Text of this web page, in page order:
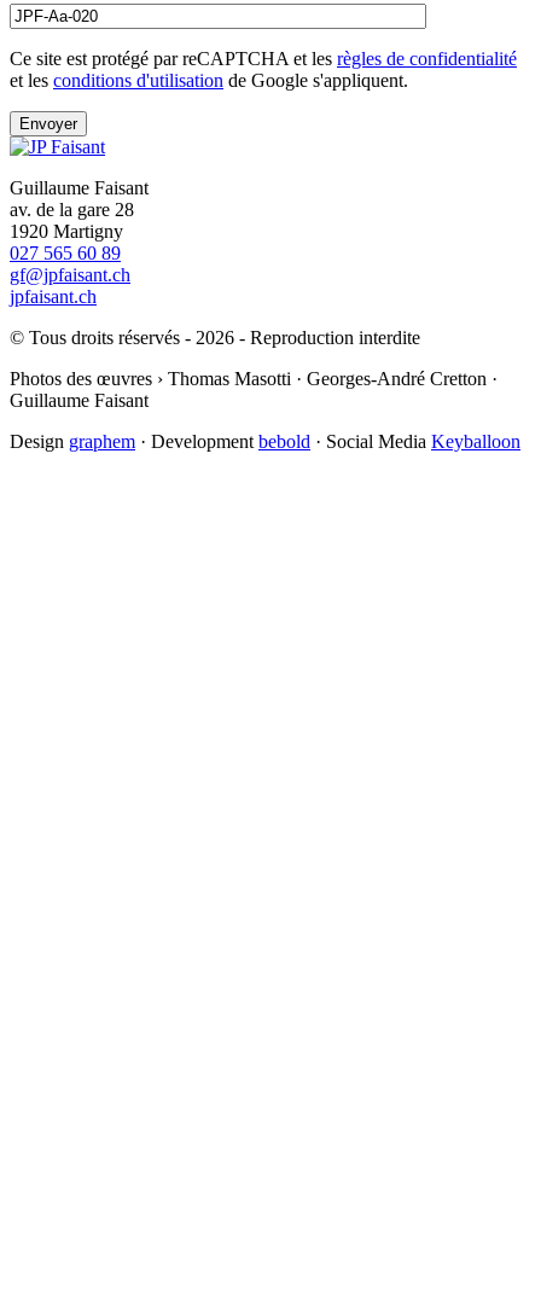
Ce site est protégé par reCAPTCHA et les règles de confidentialité
et les conditions d'utilisation de Google s'appliquent.
Guillaume Faisant
av. de la gare 28
1920 Martigny
027 565 60 89
gf@jpfaisant.ch
jpfaisant.ch
© Tous droits réservés - 2026 - Reproduction interdite
Photos des œuvres › Thomas Masotti · Georges-André Cretton ·
Guillaume Faisant
Design graphem · Development bebold · Social Media Keyballoon